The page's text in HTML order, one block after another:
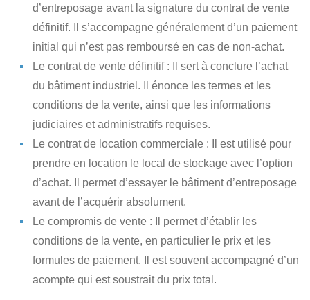
d’entreposage avant la signature du contrat de vente
définitif. Il s’accompagne généralement d’un paiement
initial qui n’est pas remboursé en cas de non-achat.
Le contrat de vente définitif: Il sert à conclure l’achat
du bâtiment industriel. Il énonce les termes et les
conditions de la vente, ainsi que les informations
judiciaires et administratifs requises.
Le contrat de location commerciale : Il est utilisé pour
prendre en location le local de stockage avec l’option
d’achat. Il permet d’essayer le bâtiment d’entreposage
avant de l’acquérir absolument.
Le compromis de vente : Il permet d’établir les
conditions de la vente, en particulier le prix et les
formules de paiement. Il est souvent accompagné d’un
acompte qui est soustrait du prix total.